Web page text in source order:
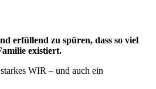
erfüllend zu spüren, dass so viel
existiert.
WIR – und auch ein